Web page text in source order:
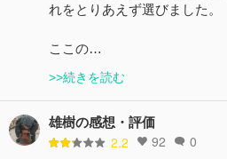
れをとりあえず選びました。
ここの…
>>続きを読む
雄樹の感想・評価
2.2 92 0